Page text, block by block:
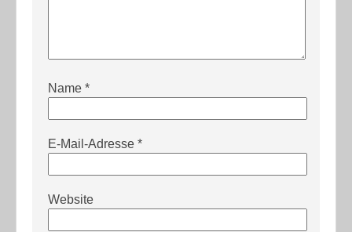
Name *
E-Mail-Adresse *
Website